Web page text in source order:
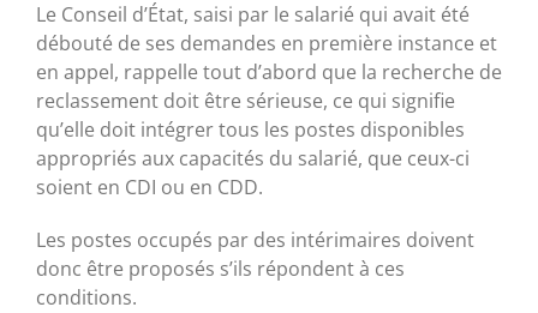
Le Conseil d’État, saisi par le salarié qui avait été
débouté de ses demandes en première instance et
en appel, rappelle tout d’abord que la recherche de
reclassement doit être sérieuse, ce qui signifie
qu’elle doit intégrer tous les postes disponibles
appropriés aux capacités du salarié, que ceux-ci
soient en CDI ou en CDD.
Les postes occupés par des intérimaires doivent
donc être proposés s’ils répondent à ces
conditions.